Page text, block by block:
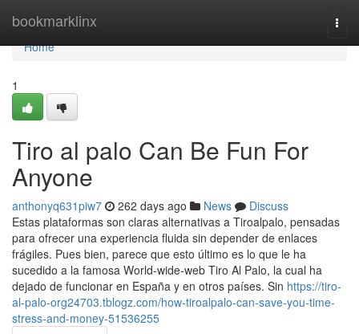
bookmarklinx
Home
Home
1
Tiro al palo Can Be Fun For
Anyone
anthonyq631piw7 262 days ago News
Discuss
Estas plataformas son claras alternativas a Tiroalpalo, pensadas
para ofrecer una experiencia fluida sin depender de enlaces
frágiles. Pues bien, parece que esto último es lo que le ha
sucedido a la famosa World-wide-web Tiro Al Palo, la cual ha
dejado de funcionar en España y en otros países. Sin https://tiro-
al-palo-org24703.tblogz.com/how-tiroalpalo-can-save-you-time-
stress-and-money-51536255